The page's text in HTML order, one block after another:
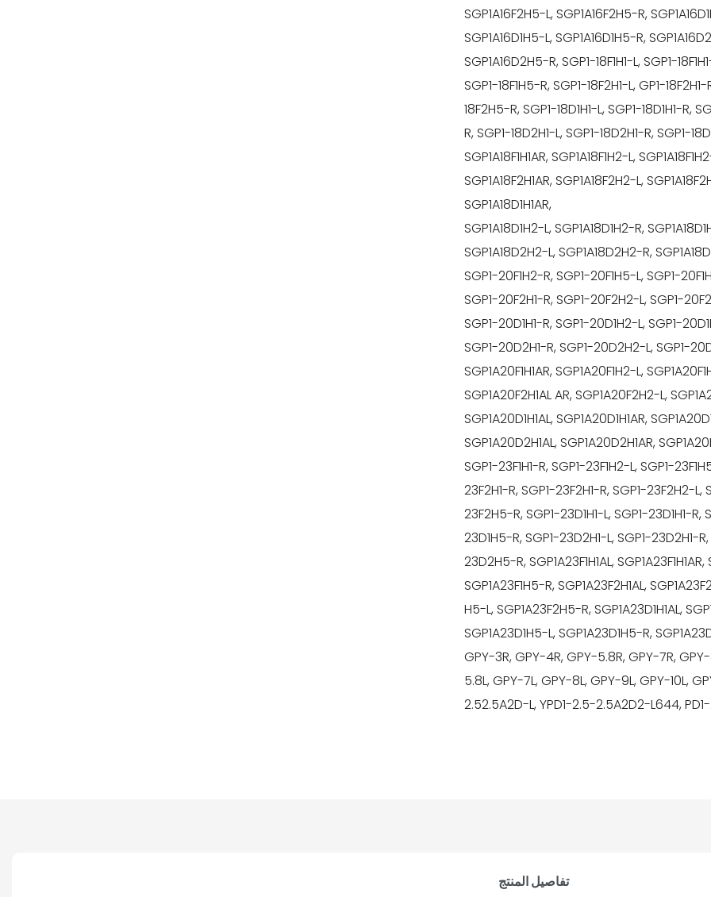
SGP1A16F2H5-L, SGP1A16F2H5-R,
SGP1A16D1H5-L, SGP1A16D1H5-R,
SGP1A16D2H5-R, SGP1-18F1H1-L, SGP1-
SGP1-18F1H5-R, SGP1-18F2H1-L, GP1-
18F2H5-R, SGP1-18D1H1-L, SGP1-18D1H1-R,
R, SGP1-18D2H1-L, SGP1-18D2H1-R, SGP1-
SGP1A18F1H1AR, SGP1A18F1H2-L,
SGP1A18F2H1AR, SGP1A18F2H2-L,
SGP1A18D1H1AR,
SGP1A18D1H2-L, SGP1A18D1H2-R,
SGP1A18D2H2-L, SGP1A18D2H2-R,
SGP1-20F1H2-R, SGP1-20F1H5-L, SGP1-
SGP1-20F2H1-R, SGP1-20F2H2-L, SGP1-
SGP1-20D1H1-R, SGP1-20D1H2-L, SGP1-
SGP1-20D2H1-R, SGP1-20D2H2-L, SGP1-
SGP1A20F1H1AR, SGP1A20F1H2-L,
SGP1A20F2H1AL AR, SGP1A20F2H2-L,
SGP1A20D1H1AL, SGP1A20D1H1AR,
SGP1A20D2H1AL, SGP1A20D2H1AR,
SGP1-23F1H1-R, SGP1-23F1H2-L, SGP1-
23F2H1-R, SGP1-23F2H1-R, SGP1-23F2H2-
23F2H5-R, SGP1-23D1H1-L, SGP1-23D1H1-
23D1H5-R, SGP1-23D2H1-L, SGP1-23D2H1-
23D2H5-R, SGP1A23F1H1AL,
SGP1A23F1H5-R, SGP1A23F2H1AL,
H5-L, SGP1A23F2H5-R, SGP1A23D1H1AL,
SGP1A23D1H5-L, SGP1A23D1H5-R,
GPY-3R, GPY-4R, GPY-5.8R, GPY-7R,
5.8L, GPY-7L, GPY-8L, GPY-9L, GPY-10L,
2.52.5A2D-L, YPD1-2.5-2.5A2D2-L644,
تفاصيل المنتج